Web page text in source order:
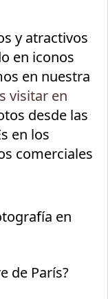
y atractivos
en iconos
en nuestra
visitar en
desde las
en los
comerciales
en
de París?